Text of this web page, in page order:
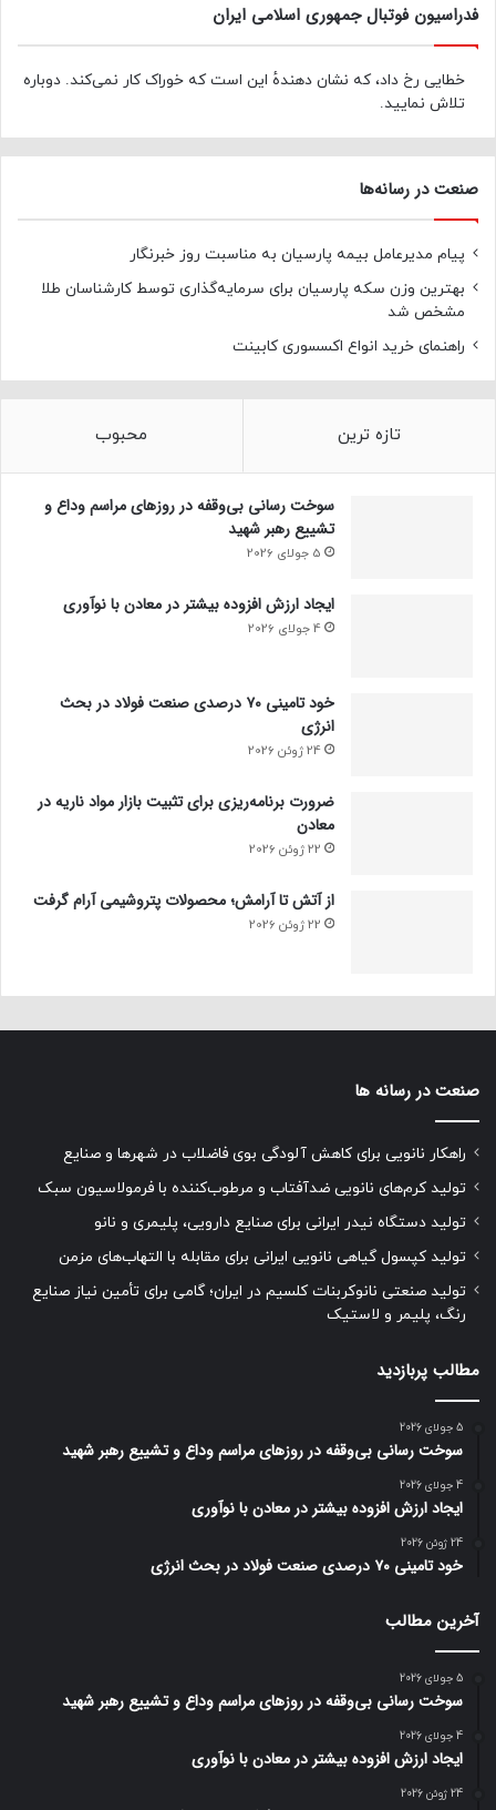
فدراسیون فوتبال جمهوری اسلامی ایران
خطایی رخ داد، که نشان دهندهٔ این است که خوراک کار نمی‌کند. دوباره
تلاش نمایید.
صنعت در رسانه‌ها
پیام مدیرعامل بیمه پارسیان به مناسبت روز خبرنگار
بهترین وزن سکه پارسیان برای سرمایه‌گذاری توسط کارشناسان طلا
مشخص شد
راهنمای خرید انواع اکسسوری کابینت
تازه ترین محبوب
سوخت رسانی بی‌وقفه در روز‌های مراسم وداع و
تشییع رهبر شهید
5 جولای 2026
ایجاد ارزش افزوده بیشتر در معادن با نوآوری
4 جولای 2026
خود تامینی ۷۰ درصدی صنعت فولاد در بحث
انرژی
24 ژوئن 2026
ضرورت برنامه‌ریزی برای تثبیت بازار مواد ناریه در
معادن
22 ژوئن 2026
از آتش تا آرامش؛ محصولات پتروشیمی آرام گرفت
22 ژوئن 2026
صنعت در رسانه ها
راهکار نانویی برای کاهش آلودگی بوی فاضلاب در شهرها و صنایع
تولید کرم‌های نانویی ضدآفتاب و مرطوب‌کننده با فرمولاسیون سبک
تولید دستگاه نیدر ایرانی برای صنایع دارویی، پلیمری و نانو
تولید کپسول گیاهی نانویی ایرانی برای مقابله با التهاب‌های مزمن
تولید صنعتی نانوکربنات کلسیم در ایران؛ گامی برای تأمین نیاز صنایع
رنگ، پلیمر و لاستیک
مطالب پربازدید
5 جولای 2026
سوخت رسانی بی‌وقفه در روز‌های مراسم وداع و تشییع رهبر شهید
4 جولای 2026
ایجاد ارزش افزوده بیشتر در معادن با نوآوری
24 ژوئن 2026
خود تامینی ۷۰ درصدی صنعت فولاد در بحث انرژی
آخرین مطالب
5 جولای 2026
سوخت رسانی بی‌وقفه در روز‌های مراسم وداع و تشییع رهبر شهید
4 جولای 2026
ایجاد ارزش افزوده بیشتر در معادن با نوآوری
24 ژوئن 2026